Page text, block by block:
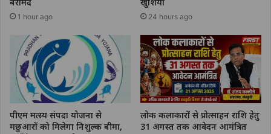
1 hour ago 24 hours ago
पीएम मत्स्य संपदा योजना से
मछुआरों को मिलेगा निशुल्क बीमा,
लोक कलाकारों से प्रोत्साहन राशि हेतु
31 अगस्त तक आवेदन आमंत्रित